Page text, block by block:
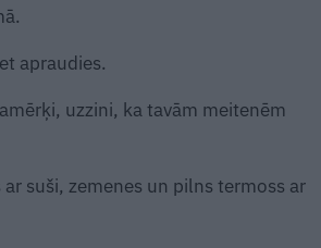
apraudies.
uzzini, ka tavām meitenēm
ar suši, zemenes un pilns termoss ar